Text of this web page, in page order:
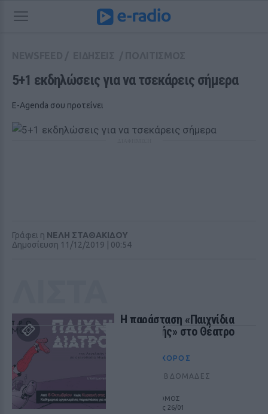
5+1 εκδηλώσεις για να τσεκάρεις σήμερα
E-Agenda σου προτείνει
Γράφει η ΝΕΛΗ ΣΤΑΘΑΚΙΔΟΥ
Δημοσίευση 11/12/2019 | 00:54
Η παράσταση «Παιχνίδια
Διατροφής» στο Θέατρο
ΘΈΑΤΡΟ+ΧΟΡΌΣ
ΠΡΙΝ 352 ΕΒΔΟΜΆΔΕΣ
ΘΕΑΤΡΟ ΣΤΑΘΜΟΣ
από 13/10 έως 26/01